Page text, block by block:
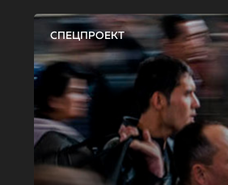
СПЕЦПРОЕКТ